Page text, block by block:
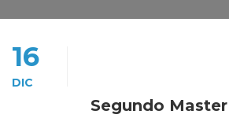
16
DIC
Segundo